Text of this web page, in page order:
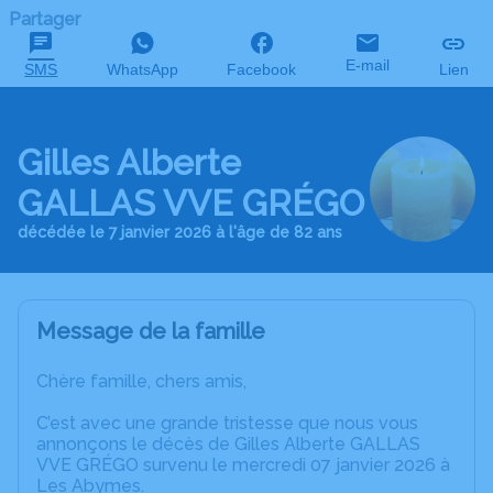
Partager
SMS WhatsApp Facebook E-mail Lien
Gilles Alberte
GALLAS VVE GRÉGO
décédée le 7 janvier 2026 à l'âge de 82 ans
Message de la famille
Chère famille, chers amis,
C’est avec une grande tristesse que nous vous
annonçons le décès de Gilles Alberte GALLAS
VVE GRÉGO survenu le mercredi 07 janvier 2026 à
Les Abymes.